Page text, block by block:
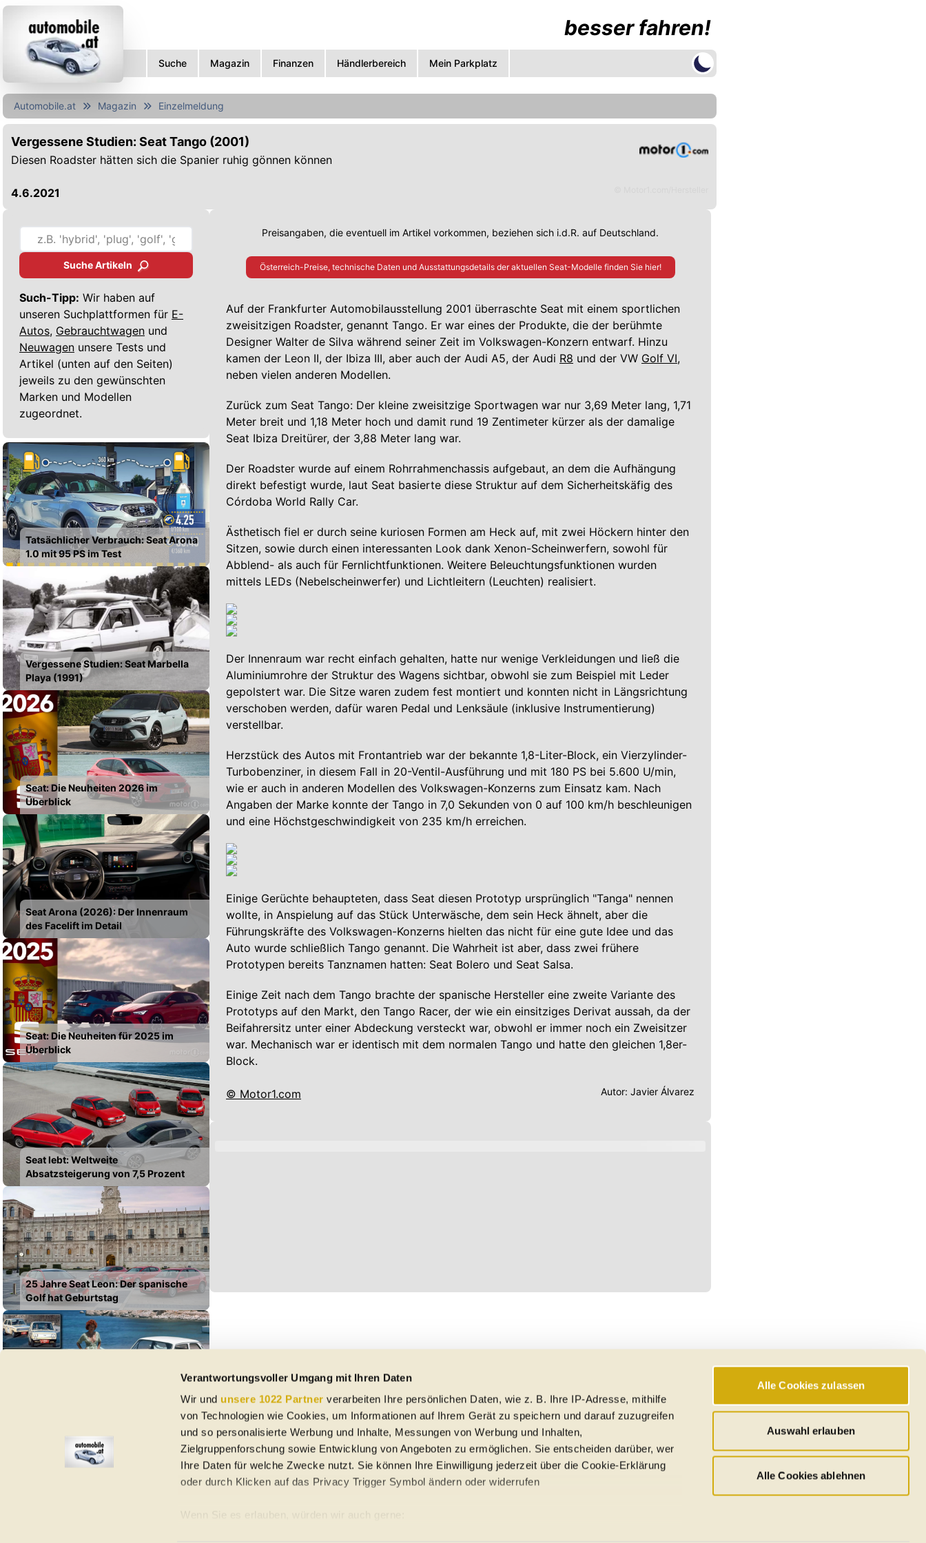
Verantwortungsvoller Umgang mit Ihren Daten
Wir und unsere 1022 Partner verarbeiten Ihre persönlichen Daten, wie z. B. Ihre IP-Adresse, mithilfe
von Technologien wie Cookies, um Informationen auf Ihrem Gerät zu speichern und darauf zuzugreifen
und so personalisierte Werbung und Inhalte, Messungen von Werbung und Inhalten,
Zielgruppenforschung sowie Entwicklung von Angeboten zu ermöglichen. Sie entscheiden darüber, wer
Ihre Daten für welche Zwecke nutzt. Sie können Ihre Einwilligung jederzeit über die Cookie-Erklärung
oder durch Klicken auf das Privacy Trigger Symbol ändern oder widerrufen
Wenn Sie es erlauben, würden wir auch gerne:
Alle Cookies zulassen
Auswahl erlauben
Alle Cookies ablehnen
besser fahren!
Suche Magazin Finanzen Händlerbereich Mein Parkplatz
Automobile.at Magazin Einzelmeldung
Vergessene Studien: Seat Tango (2001)
Diesen Roadster hätten sich die Spanier ruhig gönnen können
4.6.2021
Suche Artikeln
Such-Tipp: Wir haben auf
unseren Suchplattformen für E-
Autos, Gebrauchtwagen und
Neuwagen unsere Tests und
Artikel (unten auf den Seiten)
jeweils zu den gewünschten
Marken und Modellen
zugeordnet.
Tatsächlicher Verbrauch: Seat Arona
1.0 mit 95 PS im Test
Vergessene Studien: Seat Marbella
Playa (1991)
Seat: Die Neuheiten 2026 im
Überblick
Seat Arona (2026): Der Innenraum
des Facelift im Detail
Seat: Die Neuheiten für 2025 im
Überblick
Seat lebt: Weltweite
Absatzsteigerung von 7,5 Prozent
25 Jahre Seat Leon: Der spanische
Golf hat Geburtstag
Preisangaben, die eventuell im Artikel vorkommen, beziehen sich i.d.R. auf Deutschland.
Österreich-Preise, technische Daten und Ausstattungsdetails der aktuellen Seat-Modelle finden Sie hier!
Auf der Frankfurter Automobilausstellung 2001 überraschte Seat mit einem sportlichen
zweisitzigen Roadster, genannt Tango. Er war eines der Produkte, die der berühmte
Designer Walter de Silva während seiner Zeit im Volkswagen-Konzern entwarf. Hinzu
kamen der Leon II, der Ibiza III, aber auch der Audi A5, der Audi R8 und der VW Golf VI,
neben vielen anderen Modellen.
Zurück zum Seat Tango: Der kleine zweisitzige Sportwagen war nur 3,69 Meter lang, 1,71
Meter breit und 1,18 Meter hoch und damit rund 19 Zentimeter kürzer als der damalige
Seat Ibiza Dreitürer, der 3,88 Meter lang war.
Der Roadster wurde auf einem Rohrrahmenchassis aufgebaut, an dem die Aufhängung
direkt befestigt wurde, laut Seat basierte diese Struktur auf dem Sicherheitskäfig des
Córdoba World Rally Car.
Ästhetisch fiel er durch seine kuriosen Formen am Heck auf, mit zwei Höckern hinter den
Sitzen, sowie durch einen interessanten Look dank Xenon-Scheinwerfern, sowohl für
Abblend- als auch für Fernlichtfunktionen. Weitere Beleuchtungsfunktionen wurden
mittels LEDs (Nebelscheinwerfer) und Lichtleitern (Leuchten) realisiert.
Der Innenraum war recht einfach gehalten, hatte nur wenige Verkleidungen und ließ die
Aluminiumrohre der Struktur des Wagens sichtbar, obwohl sie zum Beispiel mit Leder
gepolstert war. Die Sitze waren zudem fest montiert und konnten nicht in Längsrichtung
verschoben werden, dafür waren Pedal und Lenksäule (inklusive Instrumentierung)
verstellbar.
Herzstück des Autos mit Frontantrieb war der bekannte 1,8-Liter-Block, ein Vierzylinder-
Turbobenziner, in diesem Fall in 20-Ventil-Ausführung und mit 180 PS bei 5.600 U/min,
wie er auch in anderen Modellen des Volkswagen-Konzerns zum Einsatz kam. Nach
Angaben der Marke konnte der Tango in 7,0 Sekunden von 0 auf 100 km/h beschleunigen
und eine Höchstgeschwindigkeit von 235 km/h erreichen.
Einige Gerüchte behaupteten, dass Seat diesen Prototyp ursprünglich "Tanga" nennen
wollte, in Anspielung auf das Stück Unterwäsche, dem sein Heck ähnelt, aber die
Führungskräfte des Volkswagen-Konzerns hielten das nicht für eine gute Idee und das
Auto wurde schließlich Tango genannt. Die Wahrheit ist aber, dass zwei frühere
Prototypen bereits Tanznamen hatten: Seat Bolero und Seat Salsa.
Einige Zeit nach dem Tango brachte der spanische Hersteller eine zweite Variante des
Prototyps auf den Markt, den Tango Racer, der wie ein einsitziges Derivat aussah, da der
Beifahrersitz unter einer Abdeckung versteckt war, obwohl er immer noch ein Zweisitzer
war. Mechanisch war er identisch mit dem normalen Tango und hatte den gleichen 1,8er-
Block.
© Motor1.com Autor: Javier Álvarez